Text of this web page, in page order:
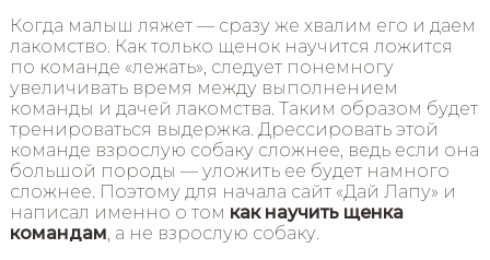
Когда малыш ляжет — сразу же хвалим его и даем
лакомство. Как только щенок научится ложится
по команде «лежать», следует понемногу
увеличивать время между выполнением
команды и дачей лакомства. Таким образом будет
тренироваться выдержка. Дрессировать этой
команде взрослую собаку сложнее, ведь если она
большой породы — уложить ее будет намного
сложнее. Поэтому для начала сайт «Дай Лапу» и
написал именно о том как научить щенка
командам, а не взрослую собаку.